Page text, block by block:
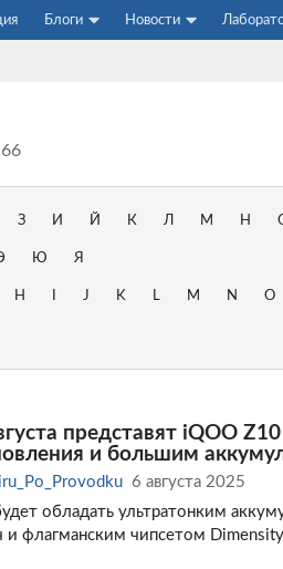
Блоги Новости
З И Й К Л М Н
Ю Я
H J K L M N O
представят iQOO
и большим
6 августа 2025
обладать ультратонким
и флагманским чипсетом